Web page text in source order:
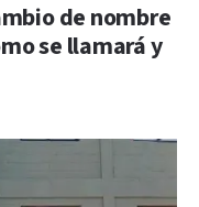
de nombre
se llamará y